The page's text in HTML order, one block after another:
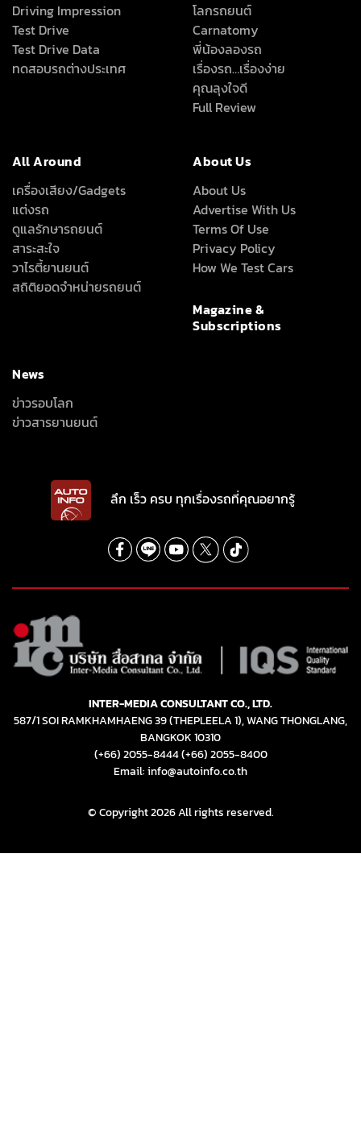
Driving Impression
Test Drive
Test Drive Data
ทดสอบรถต่างประเทศ
โลกรถยนต์
Carnatomy
พี่น้องลองรถ
เรื่องรถ…เรื่องง่าย
คุณลุงใจดี
Full Review
All Around
เครื่องเสียง/Gadgets
แต่งรถ
ดูแลรักษารถยนต์
สาระสะใจ
วาไรตี้ยานยนต์
สถิติยอดจำหน่ายรถยนต์
About Us
About Us
Advertise With Us
Terms Of Use
Privacy Policy
How We Test Cars
Magazine &
Subscriptions
News
ข่าวรอบโลก
ข่าวสารยานยนต์
ลึก เร็ว ครบ ทุกเรื่องรถที่คุณอยากรู้
INTER-MEDIA CONSULTANT CO., LTD.
587/1 SOI RAMKHAMHAENG 39 (THEPLEELA 1), WANG THONGLANG,
BANGKOK 10310
(+66) 2055-8444(+66) 2055-8400
Email: info@autoinfo.co.th
© Copyright 2026 All rights reserved.